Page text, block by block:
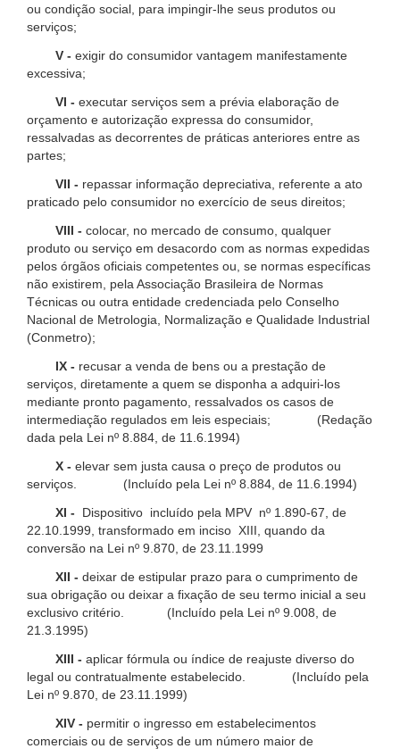
ou condição social, para impingir-lhe seus produtos ou
serviços;
V - exigir do consumidor vantagem manifestamente
excessiva;
VI - executar serviços sem a prévia elaboração de
orçamento e autorização expressa do consumidor,
ressalvadas as decorrentes de práticas anteriores entre as
partes;
VII - repassar informação depreciativa, referente a ato
praticado pelo consumidor no exercício de seus direitos;
VIII - colocar, no mercado de consumo, qualquer
produto ou serviço em desacordo com as normas expedidas
pelos órgãos oficiais competentes ou, se normas específicas
não existirem, pela Associação Brasileira de Normas
Técnicas ou outra entidade credenciada pelo Conselho
Nacional de Metrologia, Normalização e Qualidade Industrial
(Conmetro);
IX - recusar a venda de bens ou a prestação de
serviços, diretamente a quem se disponha a adquiri-los
mediante pronto pagamento, ressalvados os casos de
intermediação regulados em leis especiais; (Redação
dada pela Lei nº 8.884, de 11.6.1994)
X - elevar sem justa causa o preço de produtos ou
serviços. (Incluído pela Lei nº 8.884, de 11.6.1994)
XI -
Dispositivo incluído pela MPV nº 1.890-67, de
22.10.1999, transformado em inciso XIII, quando da
conversão na Lei nº 9.870, de 23.11.1999
XII - deixar de estipular prazo para o cumprimento de
sua obrigação ou deixar a fixação de seu termo inicial a seu
exclusivo critério. (Incluído pela Lei nº 9.008, de
21.3.1995)
XIII - aplicar fórmula ou índice de reajuste diverso do
legal ou contratualmente estabelecido. (Incluído pela
Lei nº 9.870, de 23.11.1999)
XIV - permitir o ingresso em estabelecimentos
comerciais ou de serviços de um número maior de